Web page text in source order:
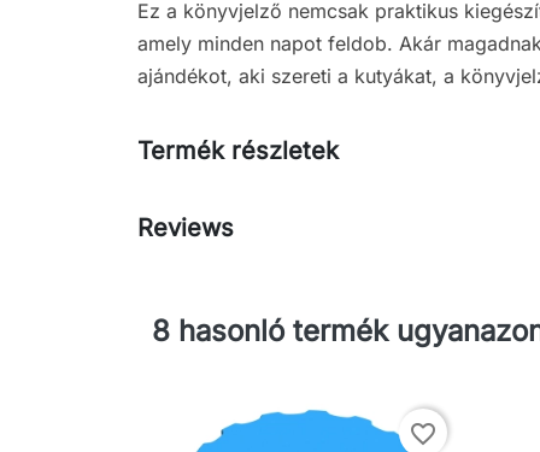
Ez a könyvjelző nemcsak praktikus
amely minden napot feldob. Akár
ajándékot, aki szereti a kutyákat, a
Termék részletek
Reviews
8 hasonló termék
favorite_border